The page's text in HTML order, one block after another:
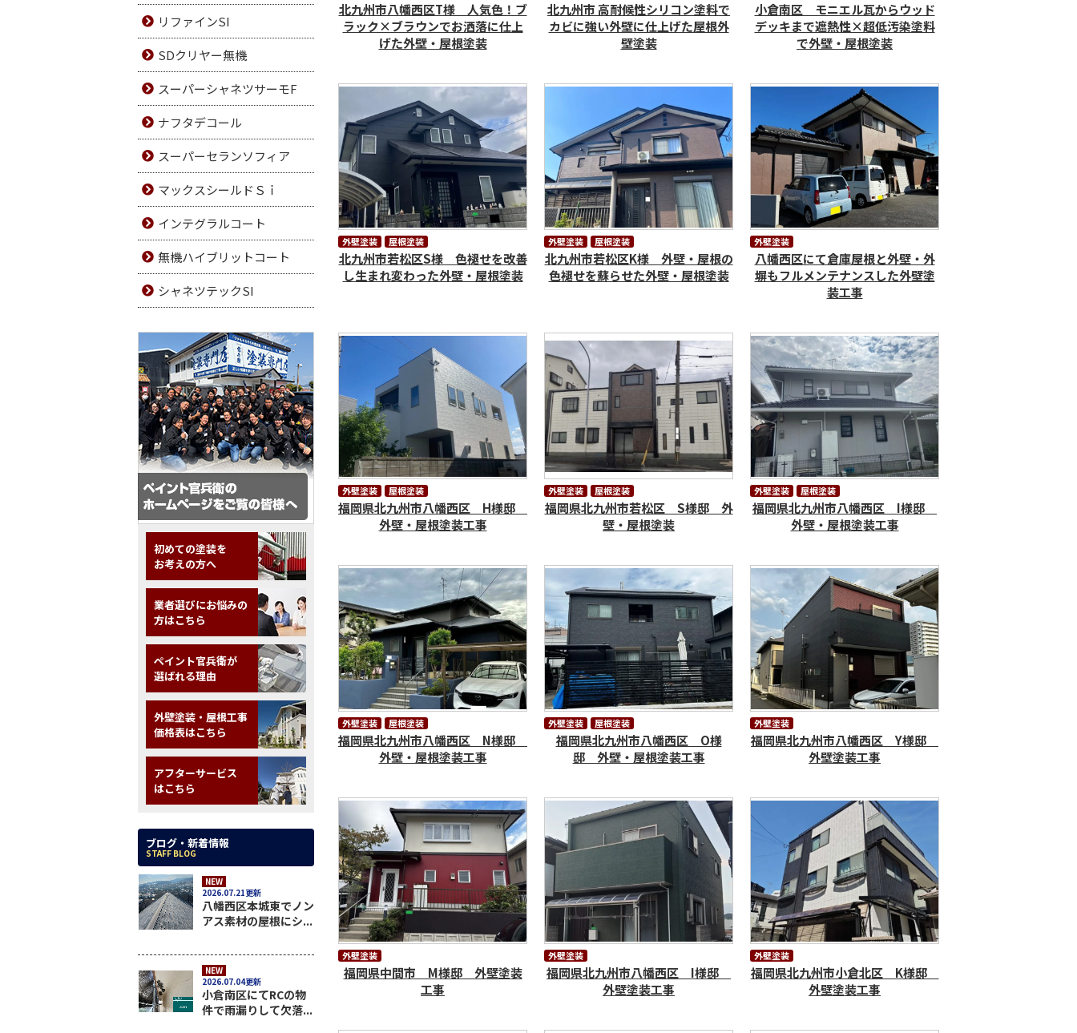
北九州市八幡西区T様 人気色！ブ
ラック×ブラウンでお洒落に仕上
げた外壁・屋根塗装
北九州市 高耐候性シリコン塗料で
カビに強い外壁に仕上げた屋根外
壁塗装
小倉南区 モニエル瓦からウッド
デッキまで遮熱性×超低汚染塗料
で外壁・屋根塗装
北九州市若松区S様 色褪せを改善
し生まれ変わった外壁・屋根塗装
外壁塗装 屋根塗装
北九州市若松区K様 外壁・屋根の
色褪せを蘇らせた外壁・屋根塗装
外壁塗装 屋根塗装
八幡西区にて倉庫屋根と外壁・外
塀もフルメンテナンスした外壁塗
装工事
外壁塗装
福岡県北九州市八幡西区 H様邸
外壁・屋根塗装工事
外壁塗装 屋根塗装
福岡県北九州市若松区 S様邸 外
壁・屋根塗装
外壁塗装 屋根塗装
福岡県北九州市八幡西区 I様邸
外壁・屋根塗装工事
外壁塗装 屋根塗装
福岡県北九州市八幡西区 N様邸
外壁・屋根塗装工事
外壁塗装 屋根塗装
福岡県北九州市八幡西区 O様
邸 外壁・屋根塗装工事
外壁塗装 屋根塗装
福岡県北九州市八幡西区 Y様邸
外壁塗装工事
外壁塗装
福岡県中間市 M様邸 外壁塗装
工事
外壁塗装
福岡県北九州市八幡西区 I様邸
外壁塗装工事
外壁塗装
福岡県北九州市小倉北区 K様邸
外壁塗装工事
外壁塗装
リファインSI
SDクリヤー無機
スーパーシャネツサーモF
ナフタデコール
スーパーセランソフィア
マックスシールドＳｉ
インテグラルコート
無機ハイブリットコート
シャネツテックSI
初めての塗装を
お考えの方へ
業者選びにお悩みの
方はこちら
ペイント官兵衛が
選ばれる理由
外壁塗装・屋根工事
価格表はこちら
アフターサービス
はこちら
ブログ・新着情報
STAFF BLOG
NEW
2026.07.21更新
八幡西区本城東でノン
アス素材の屋根にシ...
NEW
2026.07.04更新
小倉南区にてRCの物
件で雨漏りして欠落...